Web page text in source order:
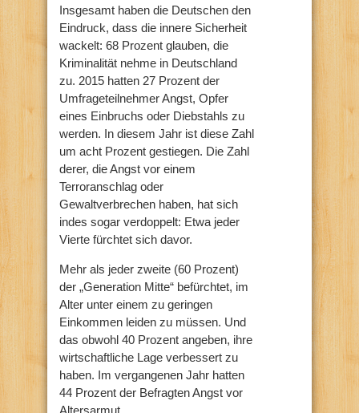
Insgesamt haben die Deutschen den
Eindruck, dass die innere Sicherheit
wackelt: 68 Prozent glauben, die
Kriminalität nehme in Deutschland
zu. 2015 hatten 27 Prozent der
Umfrageteilnehmer Angst, Opfer
eines Einbruchs oder Diebstahls zu
werden. In diesem Jahr ist diese Zahl
um acht Prozent gestiegen. Die Zahl
derer, die Angst vor einem
Terroranschlag oder
Gewaltverbrechen haben, hat sich
indes sogar verdoppelt: Etwa jeder
Vierte fürchtet sich davor.
Mehr als jeder zweite (60 Prozent)
der „Generation Mitte“ befürchtet, im
Alter unter einem zu geringen
Einkommen leiden zu müssen. Und
das obwohl 40 Prozent angeben, ihre
wirtschaftliche Lage verbessert zu
haben. Im vergangenen Jahr hatten
44 Prozent der Befragten Angst vor